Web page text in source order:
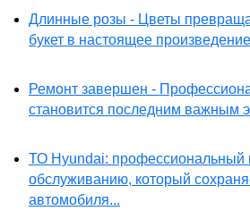
Длинные розы - Цветы
букет в настоящее
Ремонт завершен -
становится последним важным
ТО Hyundai: профессиональный
обслуживанию, который
автомобиля...